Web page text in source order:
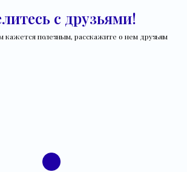
с друзьями!
кажется полезным, расскажите о нем друзьям